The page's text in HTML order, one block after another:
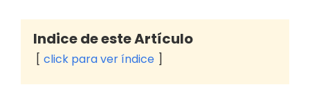
Indice de este Artículo
click para ver índice